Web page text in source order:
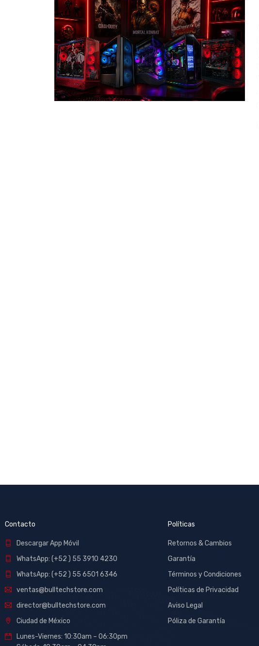
Contacto
Descargar App Móvil
WhatsApp: (+52 ) 55 3910 4230
WhatsApp: (+52 ) 55 6501 6346
ventas@bulltechstore.com
director@bulltechstore.com
Ciudad de México
Lunes-Viernes: 10:30am – 06:30pm
Políticas
Retornos & Cambios
Garantía
Términos y Condiciones
Políticas de Privacidad
Aviso Legal
Póliza de Garantía